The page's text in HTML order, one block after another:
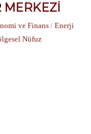
MERKEZI
ve Finans/ Enerji
Nüfuz